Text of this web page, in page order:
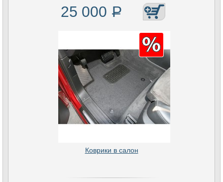
25 000 Р
Коврики в салон